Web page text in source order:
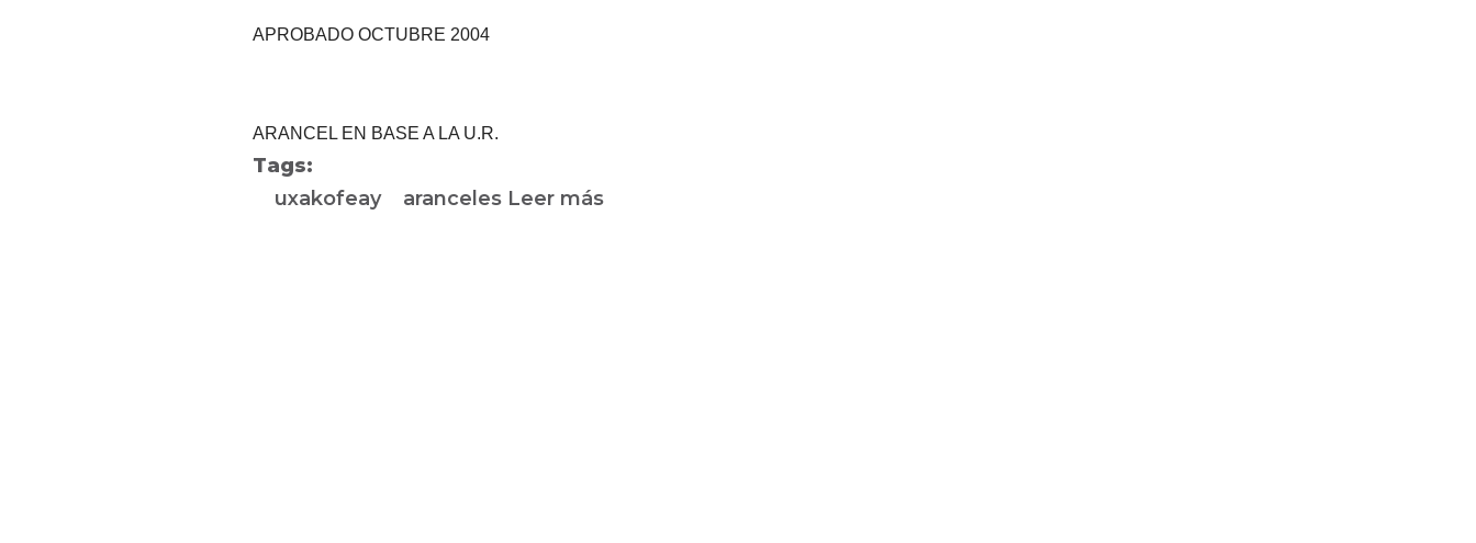
APROBADO OCTUBRE 2004
ARANCEL EN BASE A LA U.R.
Tags:
uxakofeay
aranceles Leer mássobre